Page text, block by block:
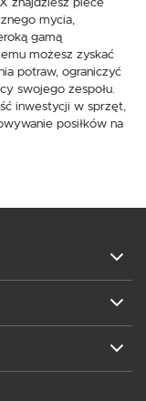
znajdziesz piece
mycia,
gamą
możesz zyskać
potraw, ograniczyć
swojego zespołu.
inwestycji w sprzęt,
posiłków na